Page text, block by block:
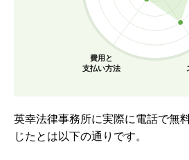
費用と
支払い方法
英幸法律事務所に実際に電話で無
じたとは以下の通りです。